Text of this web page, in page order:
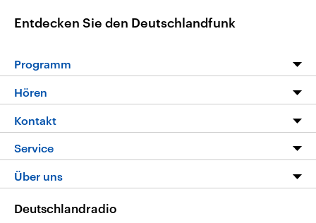
Entdecken Sie den Deutschlandfunk
Programm
Die Nachrichten
Nachrichtenleicht
Neue Beiträge auf dlf.de
Hören
Livestream
Podcasts
Deutschlandfunk App
Nachrichten App
Kontakt
Hörerservice
Service
FAQ
Veranstaltungen
Über uns
Deutschlandradio